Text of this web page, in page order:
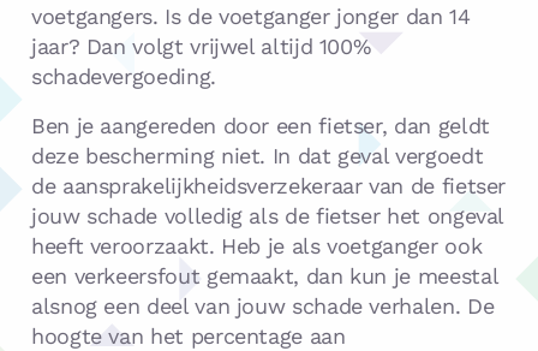
voetgangers. Is de voetganger jonger dan 14
jaar? Dan volgt vrijwel altijd 100%
schadevergoeding.
Ben je aangereden door een fietser, dan geldt
deze bescherming niet. In dat geval vergoedt
de aansprakelijkheidsverzekeraar van de fietser
jouw schade volledig als de fietser het ongeval
heeft veroorzaakt. Heb je als voetganger ook
een verkeersfout gemaakt, dan kun je meestal
alsnog een deel van jouw schade verhalen. De
hoogte van het percentage aan